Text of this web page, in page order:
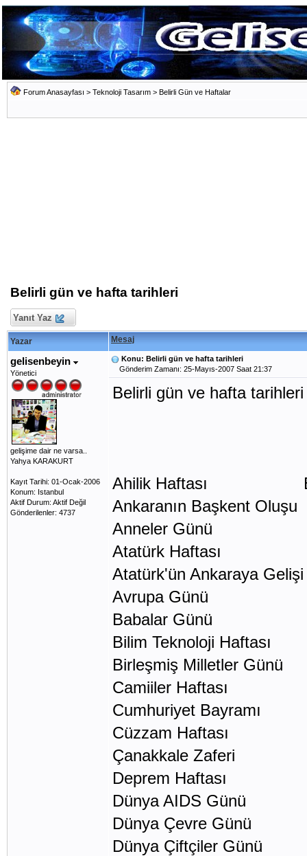
Forum Anasayfası > Teknoloji Tasarım > Belirli Gün ve Haftalar
Belirli gün ve hafta tarihleri
Yanıt Yaz
Yazar Mesaj
gelisenbeyin
Yönetici
gelişime dair ne varsa..
Yahya KARAKURT
Kayıt Tarihi: 01-Ocak-2006
Konum: Istanbul
Aktif Durum: Aktif Değil
Gönderilenler: 4737
Konu: Belirli gün ve hafta tarihleri
Gönderim Zamanı: 25-Mayıs-2007 Saat 21:37
Belirli gün ve hafta tarihleri
Ahilik Haftası Ekim
Ankaranın Başkent
Anneler Günü
Atatürk Haftası 10
Atatürk'ün Ankaraya
Avrupa Günü 5
Babalar Günü
Bilim Teknoloji
Birleşmiş Milletler
Camiiler Haftası
Cumhuriyet
Cüzzam Haftası
Çanakkale Zaferi
Deprem Haftası
Dünya AIDS
Dünya Çevre
Dünya Çiftçiler